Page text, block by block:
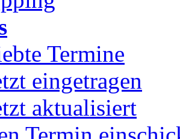
Termine
eingetragen
aktualisiert